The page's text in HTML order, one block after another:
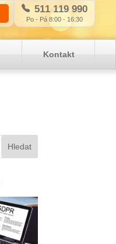
511 119 990
Po - Pá 8:00 - 16:30
Kontakt